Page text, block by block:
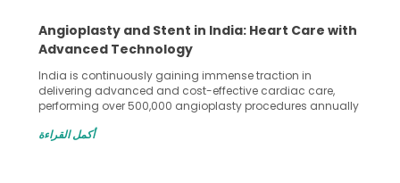
Angioplasty and Stent in India: Heart Care with
Advanced Technology
India is continuously gaining immense traction in
delivering advanced and cost-effective cardiac care,
performing over 500,000 angioplasty procedures annually
globe are searching for treatments like angioplasty and
أكمل القراءة